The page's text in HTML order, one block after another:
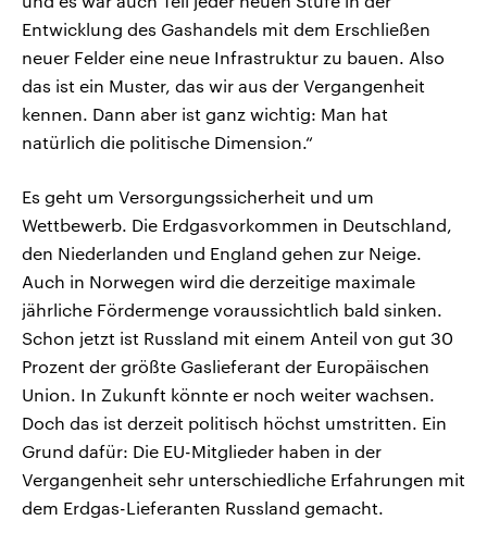
Entwicklung des Gashandels mit dem Erschließen
neuer Felder eine neue Infrastruktur zu bauen. Also
das ist ein Muster, das wir aus der Vergangenheit
kennen. Dann aber ist ganz wichtig: Man hat
natürlich die politische Dimension.“
Es geht um Versorgungssicherheit und um
Wettbewerb. Die Erdgasvorkommen in Deutschland,
den Niederlanden und England gehen zur Neige.
Auch in Norwegen wird die derzeitige maximale
jährliche Fördermenge voraussichtlich bald sinken.
Schon jetzt ist Russland mit einem Anteil von gut 30
Prozent der größte Gaslieferant der Europäischen
Union. In Zukunft könnte er noch weiter wachsen.
Doch das ist derzeit politisch höchst umstritten. Ein
Grund dafür: Die EU-Mitglieder haben in der
Vergangenheit sehr unterschiedliche Erfahrungen mit
dem Erdgas-Lieferanten Russland gemacht.